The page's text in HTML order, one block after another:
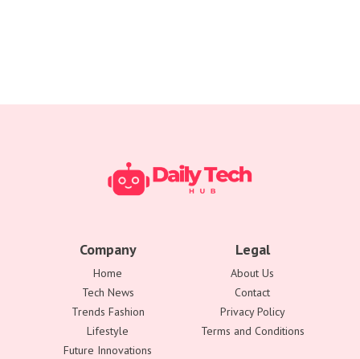
Company
Home
Tech News
Trends Fashion
Lifestyle
Future Innovations
Legal
About Us
Contact
Privacy Policy
Terms and Conditions